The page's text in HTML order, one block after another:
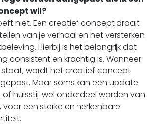
wil?
niet. Een creatief concept draait
van je verhaal en het versterken
Hierbij is het belangrijk dat
consistent en krachtig is. Wanneer
wordt het creatief concept
Maar soms kan een update
huisstijl wel onderdeel worden van
voor een sterke en herkenbare